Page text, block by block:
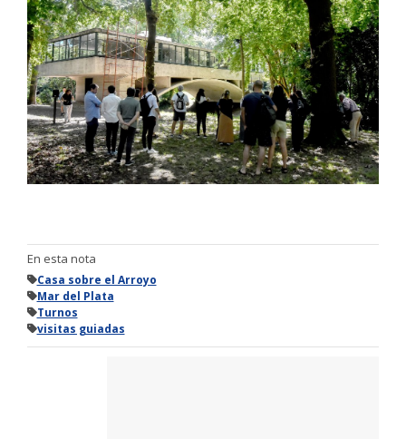
En esta nota
Casa sobre el Arroyo
Mar del Plata
Turnos
visitas guiadas